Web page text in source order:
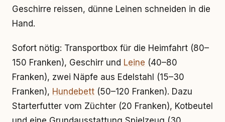
Geschirre reissen, dünne Leinen schneiden in die
Hand.
Sofort nötig: Transportbox für die Heimfahrt (80–
150 Franken), Geschirr und Leine (40–80
Franken), zwei Näpfe aus Edelstahl (15–30
Franken), Hundebett (50–120 Franken). Dazu
Starterfutter vom Züchter (20 Franken), Kotbeutel